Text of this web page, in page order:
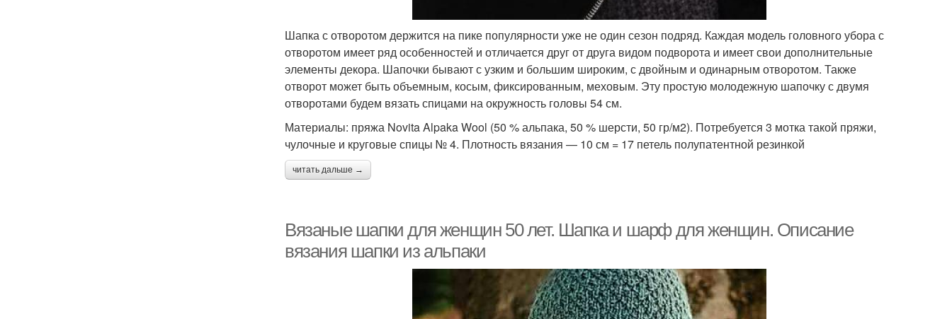
Шапка с отворотом держится на пике популярности уже не один сезон подряд. Каждая модель головного убора с
отворотом имеет ряд особенностей и отличается друг от друга видом подворота и имеет свои дополнительные
элементы декора. Шапочки бывают с узким и большим широким, с двойным и одинарным отворотом. Также
отворот может быть объемным, косым, фиксированным, меховым. Эту простую молодежную шапочку с двумя
отворотами будем вязать спицами на окружность головы 54 см.
Материалы: пряжа Novita Alpaka Wool (50 % альпака, 50 % шерсти, 50 гр/м2). Потребуется 3 мотка такой пряжи,
чулочные и круговые спицы № 4. Плотность вязания — 10 см = 17 петель полупатентной резинкой
читать дальше →
Вязаные шапки для женщин 50 лет. Шапка и шарф для женщин. Описание
вязания шапки из альпаки